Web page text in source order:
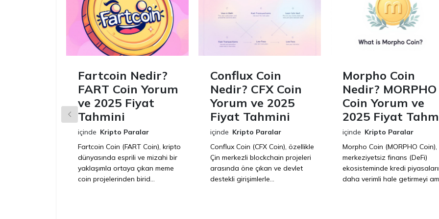
Fartcoin Nedir?
FART Coin Yorum
ve 2025 Fiyat
Tahmini
içinde Kripto Paralar
Fartcoin Coin (FART Coin), kripto
dünyasında esprili ve mizahi bir
yaklaşımla ortaya çıkan meme
coin projelerinden birid...
Conflux Coin
Nedir? CFX Coin
Yorum ve 2025
Fiyat Tahmini
içinde Kripto Paralar
Conflux Coin (CFX Coin), özellikle
Çin merkezli blockchain projeleri
arasında öne çıkan ve devlet
destekli girişimlerle...
Morpho Coin
Nedir? MORPHO
Coin Yorum ve
2025 Fiyat
içinde Kripto Paralar
Morpho Coin (MORPHO Coin),
merkeziyetsiz finans (DeFi)
ekosisteminde kredi
daha verimli hale getirmeyi